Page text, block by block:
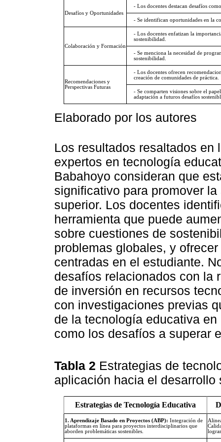
Desafíos y Oportunidades
- Los docentes destacan desafíos
- Se identifican oportunidades en la
Colaboración y Formación
- Los docentes enfatizan la
sostenibilidad.
- Se menciona la necesidad de
sostenibilidad.
Recomendaciones y
Perspectivas Futuras
- Los docentes ofrecen
creación de comunidades de práctica.
- Se comparten visiones sobre el
adaptación a futuros desafíos
Elaborado por los autores
Los resultados resaltados en
expertos en tecnología
Babahoyo consideran que
significativo para promover
superior. Los docentes
herramienta que puede
sobre cuestiones de
problemas globales, y
centradas en el estudiante.
desafíos relacionados con la
de inversión en recursos
con investigaciones previas
de la tecnología educativa
como los desafíos a superar
Tabla 2 Estrategias de
aplicación hacia el
Estrategias de Tecnología Educativa
1. Aprendizaje Basado en Proyectos (ABP): Integración de
plataformas en línea para proyectos interdisciplinarios que
aborden problemáticas sostenibles.